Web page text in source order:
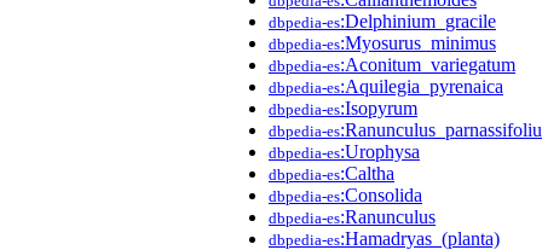
dbpedia-es:Delphinium_gracile
dbpedia-es:Myosurus_minimus
dbpedia-es:Aconitum_variegatum
dbpedia-es:Aquilegia_pyrenaica
dbpedia-es:Isopyrum
dbpedia-es
dbpedia-es:Urophysa
dbpedia-es:Caltha
dbpedia-es:Consolida
dbpedia-es:Ranunculus
dbpedia-es:Hamadryas_(planta)